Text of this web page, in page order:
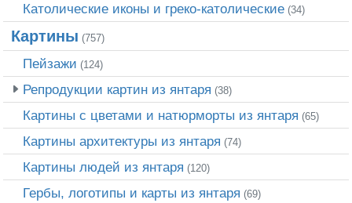
Католические иконы и греко-католические (34)
Картины (757)
Пейзажи (124)
Репродукции картин из янтаря (38)
Картины с цветами и натюрморты из янтаря (65)
Картины архитектуры из янтаря (74)
Картины людей из янтаря (120)
Гербы, логотипы и карты из янтаря (69)